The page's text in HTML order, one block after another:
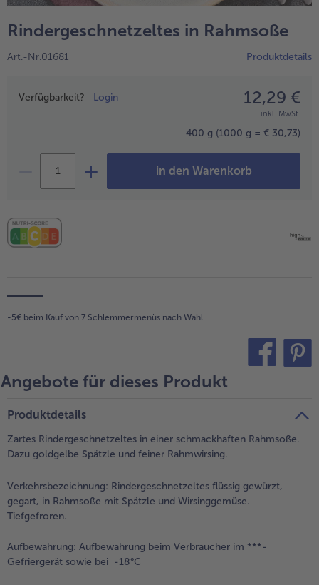
alle Küchenutensilien
alle bofrost*free
alle bofrost*plus.
Pflanzliche Alternativprodukte
- 5 € beim Kauf von 7 Schlemmermenüs nach Wahl
Rindergeschnetzeltes in Rahmsoße
Art.-Nr.01681 Produktdetails
Preisangabe
Verfügbarkeit? Login 12,29 €
inkl. MwSt.
400 g (1000 g = € 30,73)
in den Warenkorb
-5€ beim Kauf von 7 Schlemmermenüs nach Wahl
Angebote für dieses Produkt
Produktdetails
Zartes Rindergeschnetzeltes in einer schmackhaften Rahmsoße.
Dazu goldgelbe Spätzle und feiner Rahmwirsing.
Verkehrsbezeichnung: Rindergeschnetzeltes flüssig gewürzt,
gegart, in Rahmsoße mit Spätzle und Wirsinggemüse.
Tiefgefroren.
Aufbewahrung: Aufbewahrung beim Verbraucher im ***-
Gefriergerät sowie bei -18°C